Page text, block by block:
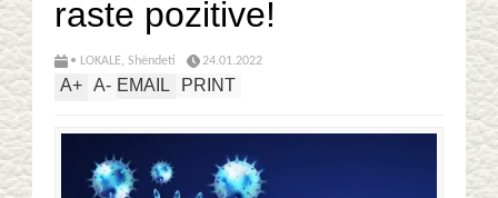
raste pozitive!
• LOKALE, Shëndeti 24.01.2022
A+ A- EMAIL PRINT